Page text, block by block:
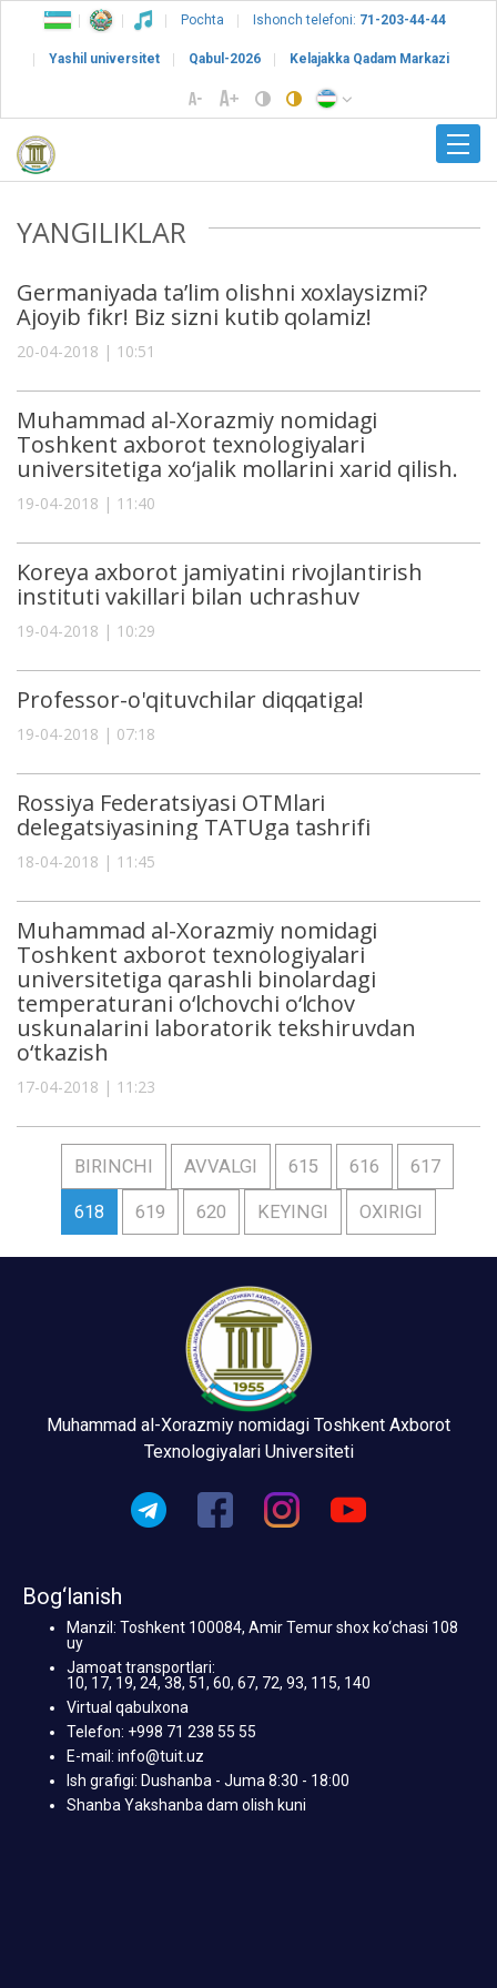
Pochta Ishonch telefoni: 71-203-44-44
Yashil universitet Qabul-2026 Kelajakka Qadam Markazi
YANGILIKLAR
Germaniyada ta’lim olishni xoxlaysizmi?
Ajoyib fikr! Biz sizni kutib qolamiz!
20-04-2018 | 10:51
Muhammad al-Xorazmiy nomidagi
Toshkent axborot texnologiyalari
universitetiga xo‘jalik mollarini xarid qilish.
19-04-2018 | 11:40
Koreya axborot jamiyatini rivojlantirish
instituti vakillari bilan uchrashuv
19-04-2018 | 10:29
Professor-o'qituvchilar diqqatiga!
19-04-2018 | 07:18
Rossiya Federatsiyasi OTMlari
delegatsiyasining TATUga tashrifi
18-04-2018 | 11:45
Muhammad al-Xorazmiy nomidagi
Toshkent axborot texnologiyalari
universitetiga qarashli binolardagi
temperaturani o‘lchovchi o‘lchov
uskunalarini laboratorik tekshiruvdan
o‘tkazish
17-04-2018 | 11:23
BIRINCHI AVVALGI 615 616 617
618 619 620 KEYINGI OXIRIGI
Muhammad al-Xorazmiy nomidagi Toshkent Axborot
Texnologiyalari Universiteti
Bog‘lanish
Manzil: Toshkent 100084, Amir Temur shox ko‘chasi 108
uy
Jamoat transportlari:
10, 17, 19, 24, 38, 51, 60, 67, 72, 93, 115, 140
Virtual qabulxona
Telefon: +998 71 238 55 55
E-mail: info@tuit.uz
Ish grafigi: Dushanba - Juma 8:30 - 18:00
Shanba Yakshanba dam olish kuni